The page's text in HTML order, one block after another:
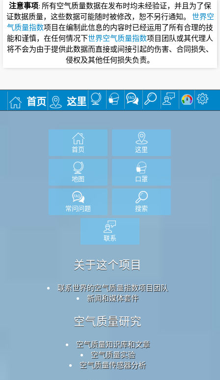
注意事项: 所有空气质量数据在发布时均未经验证，并且为了保
证数据质量，这些数据可能随时被修改，恕不另行通知。 世界空
气质量指数项目在编制此信息的内容时已经运用了所有合理的技
能和谨慎，在任何情况下世界空气质量指数项目团队或其代理人
将不会为由于提供此数据而直接或间接引起的伤害、合同损失、
侵权及其他任何损失负责。
首页 这里
首页 这里
地图 口罩
常问问题 搜索
联系
关于这个项目
联系世界的空气质量指数项目团队
新闻和媒体套件
空气质量研究
空气质量知识库和文章
空气质量实验
空气质量传感器分析